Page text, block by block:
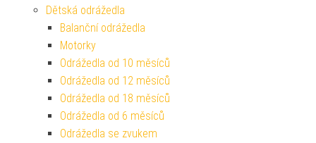
Dětská odrážedla
Balanční odrážedla
Motorky
Odrážedla od 10 měsíců
Odrážedla od 12 měsíců
Odrážedla od 18 měsíců
Odrážedla od 6 měsíců
Odrážedla se zvukem